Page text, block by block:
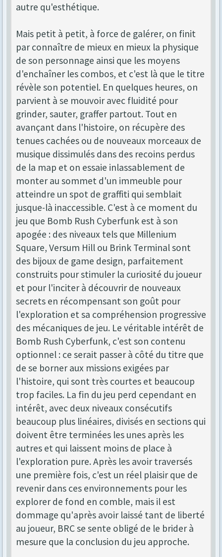
autre qu'esthétique.
Mais petit à petit, à force de galérer, on finit
par connaître de mieux en mieux la physique
de son personnage ainsi que les moyens
d'enchaîner les combos, et c'est là que le titre
révèle son potentiel. En quelques heures, on
parvient à se mouvoir avec fluidité pour
grinder, sauter, graffer partout. Tout en
avançant dans l'histoire, on récupère des
tenues cachées ou de nouveaux morceaux de
musique dissimulés dans des recoins perdus
de la map et on essaie inlassablement de
monter au sommet d'un immeuble pour
atteindre un spot de graffiti qui semblait
jusque-là inaccessible. C'est à ce moment du
jeu que Bomb Rush Cyberfunk est à son
apogée : des niveaux tels que Millenium
Square, Versum Hill ou Brink Terminal sont
des bijoux de game design, parfaitement
construits pour stimuler la curiosité du joueur
et pour l'inciter à découvrir de nouveaux
secrets en récompensant son goût pour
l'exploration et sa compréhension progressive
des mécaniques de jeu. Le véritable intérêt de
Bomb Rush Cyberfunk, c'est son contenu
optionnel : ce serait passer à côté du titre que
de se borner aux missions exigées par
l'histoire, qui sont très courtes et beaucoup
trop faciles. La fin du jeu perd cependant en
intérêt, avec deux niveaux consécutifs
beaucoup plus linéaires, divisés en sections qui
doivent être terminées les unes après les
autres et qui laissent moins de place à
l'exploration pure. Après les avoir traversés
une première fois, c'est un réel plaisir que de
revenir dans ces environnements pour les
explorer de fond en comble, mais il est
dommage qu'après avoir laissé tant de liberté
au joueur, BRC se sente obligé de le brider à
mesure que la conclusion du jeu approche.